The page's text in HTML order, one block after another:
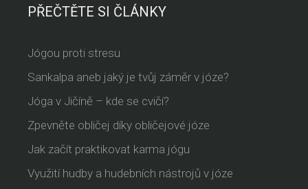
PŘEČTĚTE SI ČLÁNKY
Jógou proti stresu
Sankalpa aneb jaký je tvůj záměr v józe?
Jóga v Jičíně – kde se cvičí?
Zpevněte obličej díky obličejové józe
Jak začít praktikovat karma jógu
Využití hudby a hudebních nástrojů v józe